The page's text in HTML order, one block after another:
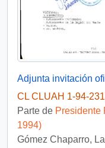
Adjunta invitación
CL CLUAH 1-94-
Parte de Presidente
1994)
Gómez Chaparro,